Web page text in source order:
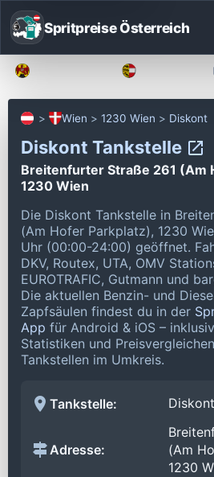
Spritpreise Österreich
Wien 1230 Wien Diskont
Diskont Tankstelle
Breitenfurter Straße 261 (Am
1230 Wien
Die Diskont Tankstelle in
(Am Hofer Parkplatz), 1230
Uhr (00:00-24:00) geöffnet.
DKV, Routex, UTA, OMV
EUROTRAFIC, Gutmann und
Die aktuellen Benzin- und
Zapfsäulen findest du in der
App für Android & iOS –
Statistiken und
Tankstellen im Umkreis.
Tankstelle:
Adresse:
(Am
1230